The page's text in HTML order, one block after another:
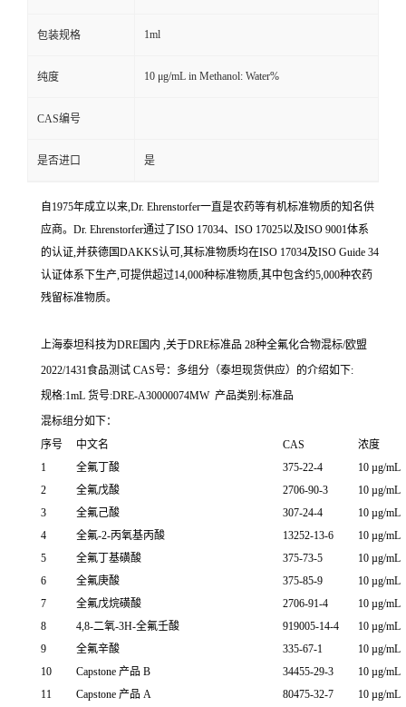
包装规格 1ml
纯度 10 μg/mL in Methanol: Water%
CAS编号
是否进口 是
自1975年成立以来,Dr. Ehrenstorfer一直是农药等有机标准物质的知名供
应商。Dr. Ehrenstorfer通过了ISO 17034、ISO 17025以及ISO 9001体系
的认证,并获德国DAKKS认可,其标准物质均在ISO 17034及ISO Guide 34
认证体系下生产,可提供超过14,000种标准物质,其中包含约5,000种农药
残留标准物质。
上海泰坦科技为DRE国内 ,关于DRE标准品 28种全氟化合物混标/欧盟
2022/1431食品测试 CAS号：多组分（泰坦现货供应）的介绍如下:
规格:1mL 货号:DRE-A30000074MW 产品类别:标准品
混标组分如下：
序号
中文名 CAS
浓度
1
全氟丁酸 375-22-4
10 µg/mL
2
全氟戊酸 2706-90-3
10 µg/mL
3
全氟己酸 307-24-4
10 µg/mL
4
全氟-2-丙氧基丙酸 13252-13-6
10 µg/mL
5
全氟丁基磺酸 375-73-5
10 µg/mL
6
全氟庚酸 375-85-9
10 µg/mL
7
全氟戊烷磺酸 2706-91-4
10 µg/mL
8
4,8-二氧-3H-全氟壬酸 919005-14-4
10 µg/mL
9
全氟辛酸 335-67-1
10 µg/mL
10
Capstone 产品 B 34455-29-3
10 µg/mL
11
Capstone 产品 A 80475-32-7 10 µg/mL